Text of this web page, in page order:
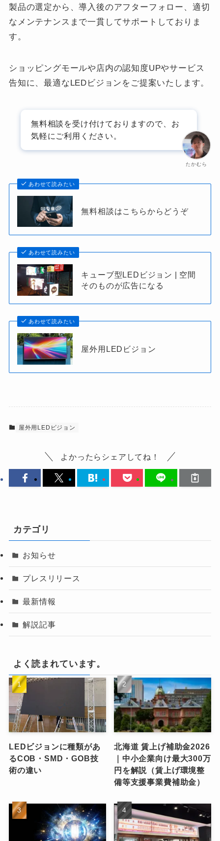
製品の選定から、導入後のアフターフォロー、適切
なメンテナンスまで一貫してサポートしておりま
す。
ショッピングモールや店内の認知度UPやサービス
告知に、最適なLEDビジョンをご提案いたします。
たかむら
無料相談を受け付けておりますので、お
気軽にご利用ください。
あわせて読みたい
無料相談はこちらからどうぞ
あわせて読みたい
キューブ型LEDビジョン | 空間
そのものが広告になる
あわせて読みたい
屋外用LEDビジョン
屋外用LEDビジョン
よかったらシェアしてね！
カテゴリ
お知らせ
プレスリリース
最新情報
解説記事
よく読まれています。
LEDビジョンに種類があ
るCOB・SMD・GOB技
術の違い
北海道 賃上げ補助金2026
｜中小企業向け最大300万
円を解説（賃上げ環境整
備等支援事業費補助金）